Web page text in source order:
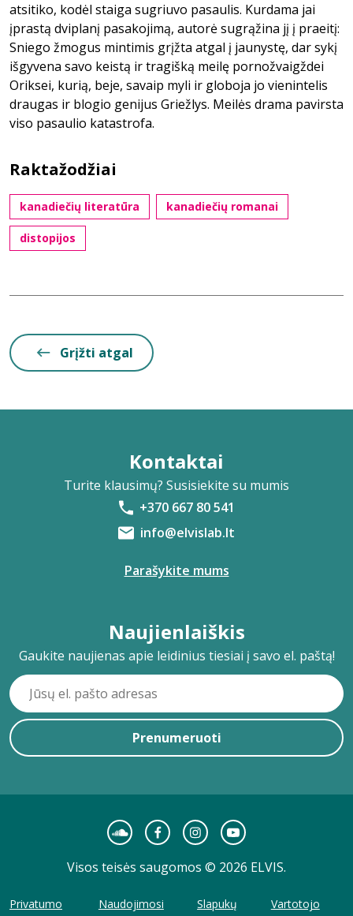
atsitiko, kodėl staiga sugriuvo pasaulis. Kurdama jai
įprastą dviplanį pasakojimą, autorė sugrąžina jį į praeitį:
Sniego žmogus mintimis grįžta atgal į jaunystę, dar sykį
išgyvena savo keistą ir tragišką meilę pornožvaigždei
Oriksei, kurią, beje, savaip myli ir globoja jo vienintelis
draugas ir blogio genijus Griežlys. Meilės drama pavirsta
viso pasaulio katastrofa.
Raktažodžiai
kanadiečių literatūra kanadiečių romanai
distopijos
Grįžti atgal
Kontaktai
Turite klausimų? Susisiekite su mumis
+370 667 80 541
info@elvislab.lt
Parašykite mums
Naujienlaiškis
Gaukite naujienas apie leidinius tiesiai į savo el. paštą!
Prenumeruoti
Visos teisės saugomos © 2026 ELVIS.
Privatumo
Naudojimosi
Slapukų
Vartotojo